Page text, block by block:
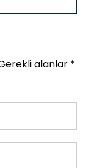
alanlar *